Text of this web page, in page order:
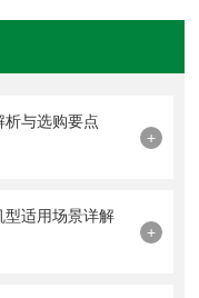
与选购要点
+
型适用场景详解
+